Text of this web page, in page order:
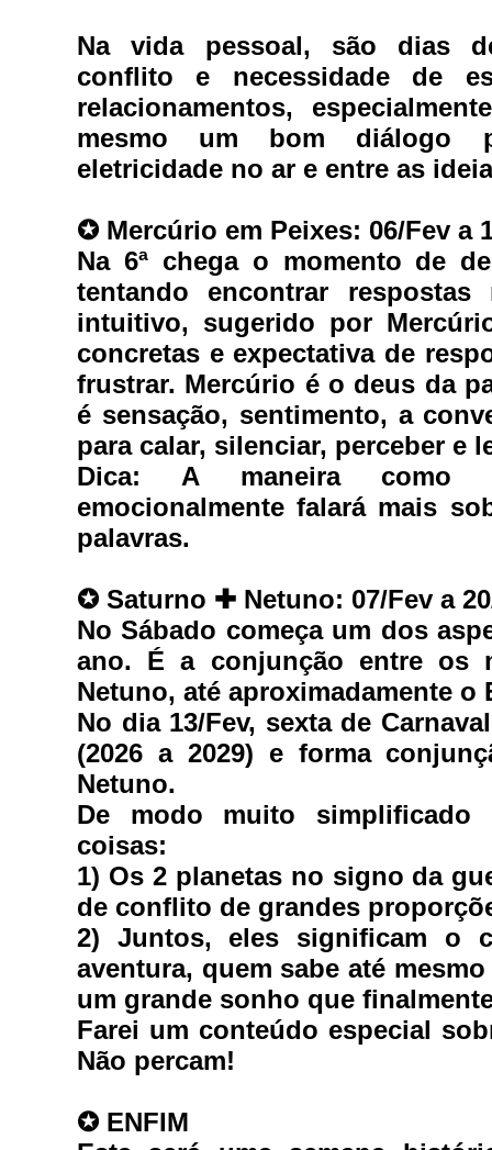
Na vida pessoal, são dias
conflito e necessidade de
relacionamentos,
mesmo um bom diálogo
eletricidade no ar e entre as
✪ Mercúrio em Peixes: 06/Fev a
Na 6ª chega o momento de
tentando encontrar
intuitivo, sugerido por
concretas e expectativa de
frustrar. Mercúrio é o deus da
é sensação, sentimento, a
para calar, silenciar, perceber e
Dica: A maneira como
emocionalmente falará mais
palavras.
✪ Saturno ✚ Netuno: 07/Fev a
No Sábado começa um dos
ano. É a conjunção entre os
Netuno, até aproximadamente
No dia 13/Fev, sexta de
(2026 a 2029) e forma
Netuno.
De modo muito
coisas:
1) Os 2 planetas no signo da
de conflito de grandes
2) Juntos, eles significam o
aventura, quem sabe até
um grande sonho que
Farei um conteúdo especial
Não percam!
✪ ENFIM